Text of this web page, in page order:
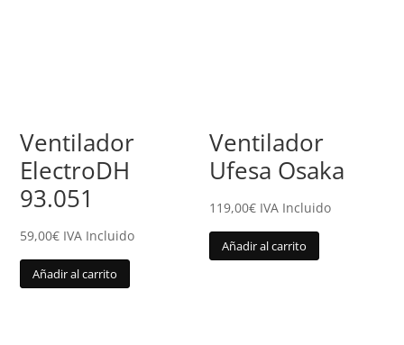
Ventilador
ElectroDH
93.051
59,00€ IVA Incluido
Añadir al carrito
Ventilador
Ufesa Osaka
119,00€ IVA Incluido
Añadir al carrito